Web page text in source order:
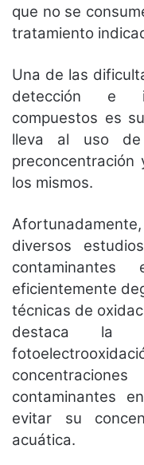
que no se
tratamiento
Una de las
detección e
compuestos es
lleva al uso de
preconcentración
los mismos.
diversos
contaminantes
eficientemente
técnicas de
destaca la
contaminantes
evitar su
acuática.